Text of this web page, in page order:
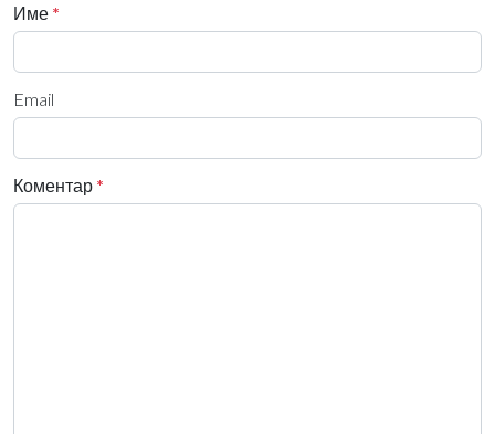
Име *
Email
Коментар *